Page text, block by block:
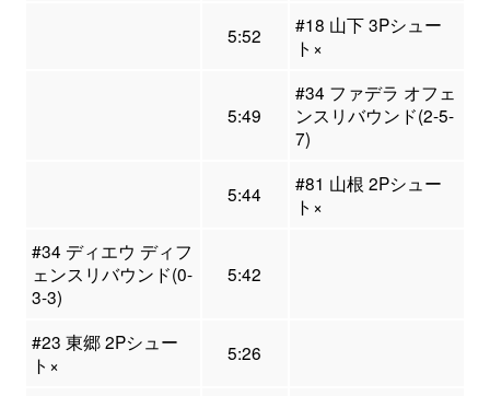
5:52
#18 山下 3Pシュー
ト×
5:49
#34 ファデラ オフェ
ンスリバウンド(2-5-
7)
5:44
#81 山根 2Pシュー
ト×
#34 ディエウ ディフ
ェンスリバウンド(0-
3-3)
5:42
#23 東郷 2Pシュー
ト×
5:26